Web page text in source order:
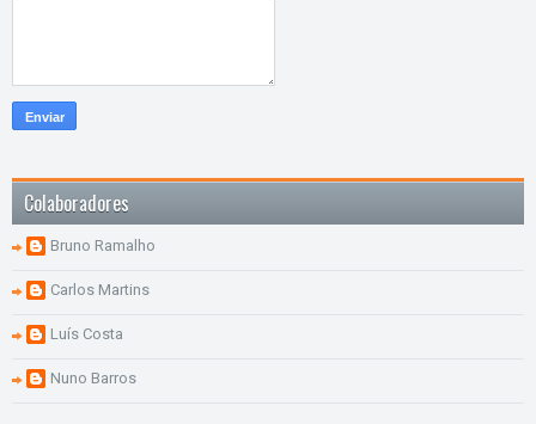
Colaboradores
Bruno Ramalho
Carlos Martins
Luís Costa
Nuno Barros